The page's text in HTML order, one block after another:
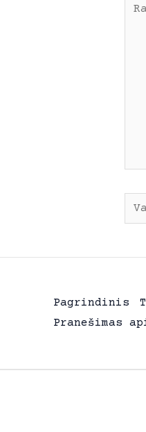
Pagrindinis
Pranešimas